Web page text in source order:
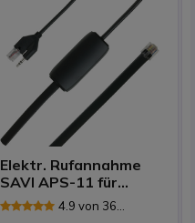
Elektr. Rufannahme
SAVI APS-11 für
Siemens4.9 von 36